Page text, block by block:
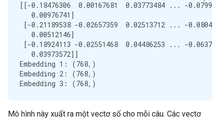
[[-0.18476306  0.00167681  0.03773484 ... -
   0.00976741]
[-0.21189538 -0.02657359  0.02513712 ... -
   0.00512146]
[-0.18924113 -0.02551468  0.04486253 ... -
   0.03973572]]
Embedding 1: (768,)
Embedding 2: (768,)
Mô hình này xuất ra một vectơ số cho mỗi câu. Các vectơ